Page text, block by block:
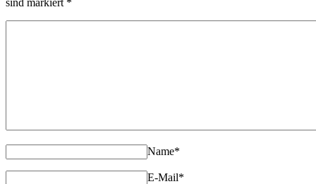
sind markiert *
Name*
E-Mail*